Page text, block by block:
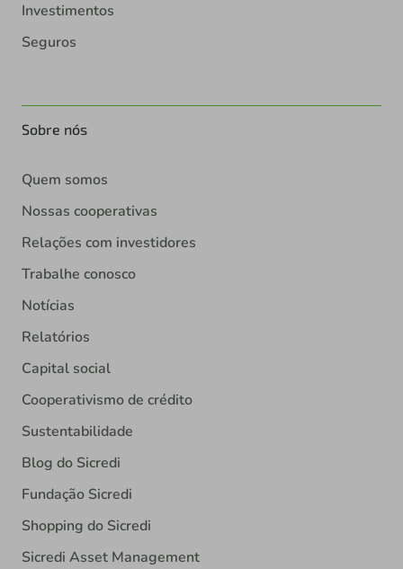
Investimentos
Seguros
Sobre nós
Quem somos
Nossas cooperativas
Relações com investidores
Trabalhe conosco
Notícias
Relatórios
Capital social
Cooperativismo de crédito
Sustentabilidade
Blog do Sicredi
Fundação Sicredi
Shopping do Sicredi
Sicredi Asset Management